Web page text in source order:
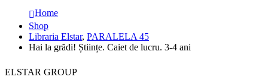
Home
Shop
Libraria Elstar, PARALELA 45
Hai la grădi! Științe. Caiet de lucru. 3-4 ani
ELSTAR GROUP